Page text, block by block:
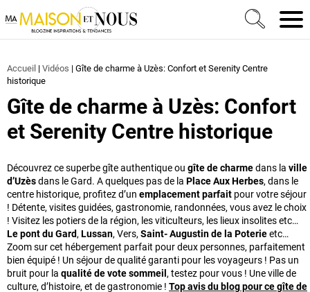
Ma Maison et Nous Construction, rénovation &
Accueil | Vidéos | Gîte de charme à Uzès: Confort et Serenity Centre
historique
Gîte de charme à Uzès: Confort
et Serenity Centre historique
Découvrez ce superbe gîte authentique ou gîte de charmedans la ville
d’Uzèsdans le Gard. A quelques pas de la Place Aux Herbes, dans le
centre historique, profitez d’un emplacement parfait pour votre séjour
! Détente, visites guidées, gastronomie, randonnées, vous avez le choix
! Visitez les potiers de la région, les viticulteurs, les lieux insolites etc…
Le pont du Gard, Lussan, Vers, Saint- Augustin de la Poterieetc…
Zoom sur cet hébergement parfait pour deux personnes, parfaitement
bien équipé ! Un séjour de qualité garanti pour les voyageurs ! Pas un
bruit pour la qualité de vote sommeil , testez pour vous ! Une ville de
culture, d’histoire, et de gastronomie ! Top avis du blog pour ce gîte de